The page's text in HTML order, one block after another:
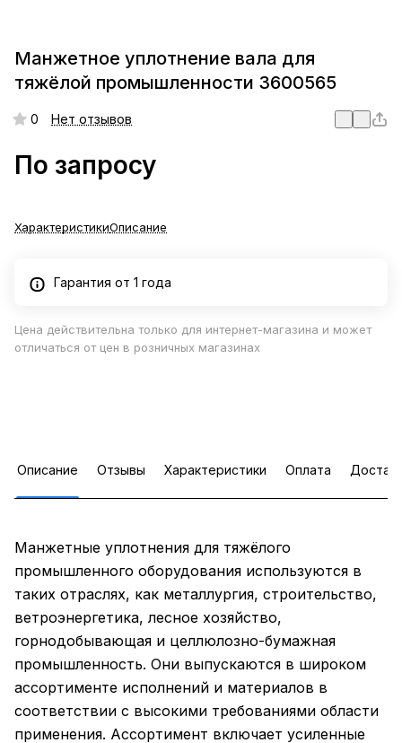
Манжетное уплотнение вала для
тяжёлой промышленности 3600565
0 Нет отзывов
По запросу
ХарактеристикиОписание
Гарантия от 1 года
Цена действительна только для интернет-магазина и может
отличаться от цен в розничных магазинах
Описание Отзывы Характеристики Оплата
Манжетные уплотнения для тяжёлого
промышленного оборудования используются в
таких отраслях, как металлургия, строительство,
ветроэнергетика, лесное хозяйство,
горнодобывающая и целлюлозно-бумажная
промышленность. Они выпускаются в широком
ассортименте исполнений и материалов в
соответствии с высокими требованиями области
применения. Ассортимент включает усиленные